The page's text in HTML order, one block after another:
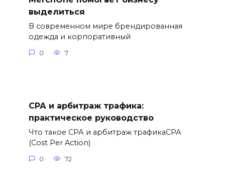
выделиться
В современном мире брендированная
одежда и корпоративный
0 7
СРА и арбитраж трафика:
практическое руководство
Что такое СРА и арбитраж трафикаСРА
(Cost Per Action)
0 72